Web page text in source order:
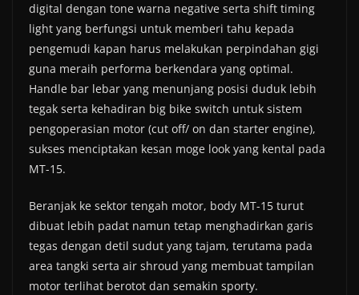
digital dengan tone warna negative serta shift timing
light yang berfungsi untuk memberi tahu kepada
pengemudi kapan harus melakukan perpindahan gigi
guna meraih performa berkendara yang optimal.
Handle bar lebar yang menunjang posisi duduk lebih
tegak serta kehadiran big bike switch untuk sistem
pengoperasian motor (cut off/ on dan starter engine),
sukses menciptakan kesan moge look yang kental pada
MT-15.
Beranjak ke sektor tengah motor, body MT-15 turut
dibuat lebih padat namun tetap menghadirkan garis
tegas dengan detil sudut yang tajam, terutama pada
area tangki serta air shroud yang membuat tampilan
motor terlihat berotot dan semakin sporty.